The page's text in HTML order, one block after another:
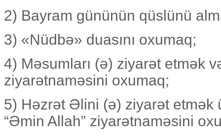
2) Bayram gününün qüslünü
3) «Nüdbə» duasını oxumaq;
4) Məsumları (ə) ziyarət etmək
ziyarətnaməsini oxumaq;
5) Həzrət Əlini (ə) ziyarət etmək
“Əmin Allah” ziyarətnaməsini